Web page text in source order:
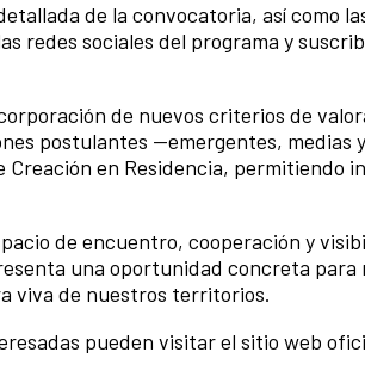
de la convocatoria, así como
redes sociales del programa y
de nuevos criterios de
postulantes —emergentes, medias
Creación en Residencia, permitiendo
de encuentro, cooperación y
una oportunidad concreta
viva de nuestros territorios.
pueden visitar el sitio web